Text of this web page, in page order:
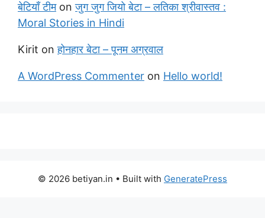
बेटियाँ टीमonजुग जुग जियो बेटा – लतिका श्रीवास्तव :
Moral Stories in Hindi
Kirit onहोनहार बेटा – पूनम अग्रवाल
A WordPress Commenter on Hello world!
© 2026 betiyan.in • Built with GeneratePress